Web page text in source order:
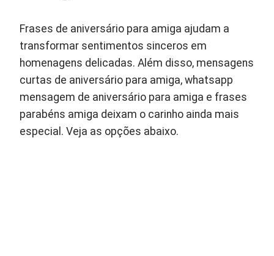
Frases de aniversário para amiga ajudam a
transformar sentimentos sinceros em
homenagens delicadas. Além disso, mensagens
curtas de aniversário para amiga, whatsapp
mensagem de aniversário para amiga e frases
parabéns amiga deixam o carinho ainda mais
especial. Veja as opções abaixo.